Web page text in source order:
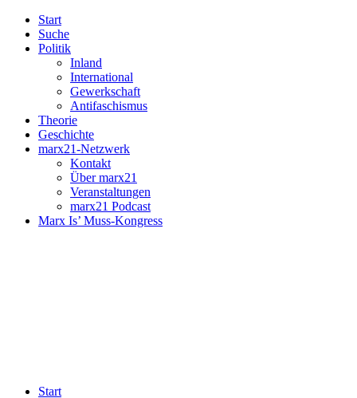
Start
Suche
Politik
Inland
International
Gewerkschaft
Antifaschismus
Theorie
Geschichte
marx21-Netzwerk
Kontakt
Über marx21
Veranstaltungen
marx21 Podcast
Marx Is’ Muss-Kongress
Start